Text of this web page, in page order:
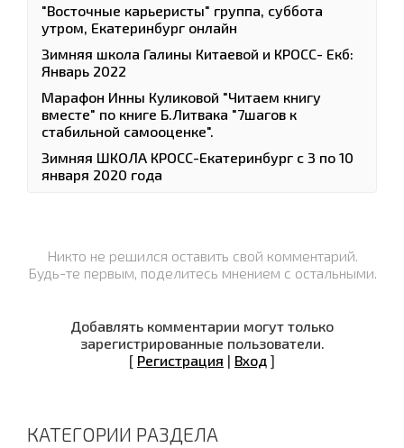
"Восточные карьеристы" группа, суббота
утром, Екатеринбург онлайн
Зимняя школа Галины Китаевой и КРОСС- Екб:
Январь 2022
Марафон Инны Куликовой "Читаем книгу
вместе" по книге Б.Литвака "7шагов к
стабильной самооценке".
Зимняя ШКОЛА КРОСС-Екатеринбург с 3 по 10
января 2020 года
Никто не решился оставить свой комментарий.
Будь-те первым, поделитесь мнением с остальными.
Добавлять комментарии могут только
зарегистрированные пользователи.
[ Регистрация | Вход ]
КАТЕГОРИИ РАЗДЕЛА